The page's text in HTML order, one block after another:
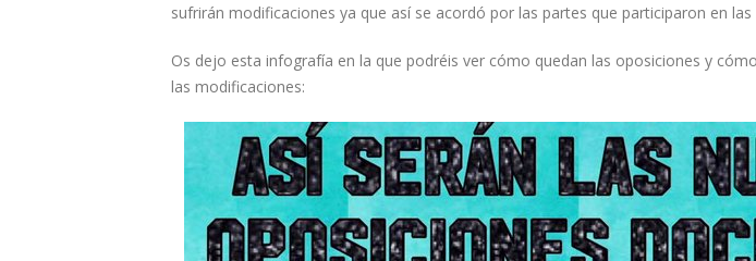
sufrirán modificaciones ya que así se acordó por las partes que participaron en
Os dejo esta infografía en la que podréis ver cómo quedan las oposiciones y
las modificaciones: